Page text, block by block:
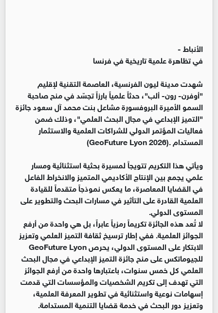
الأنباط -
في تظاهرة علمية تاريخية في فرنسا
شهدت مدينة ليون الفرنسية، العاصمة التقنية لإقليم
"أوفرن- رون- ألب"، حدثاً علمياً بارزاً تجسّد في منح صاحبة
السمو الأميرة البروفسورة مشاعل بنت محمد آل سعود جائزة
"التميز الإبداعي في مجال البحث العلمي"، وذلك ضمن
فعاليات المؤتمر الدولي للشراكات العلمية والاستثمار
المستدام .(GeoFuture Lyon 2026)
ويأتي هذا التكريم تتويجاً لمسيرة بحثية استثنائية ومسار
علمي يجمع بين الإنتاج الأكاديمي المتميز والانخراط الفاعل
في القضايا المعاصرة، ما يعكس نموذجاً متقدماً للقيادة
العلمية القادرة على التأثير في مسارات البحث والتطوير على
المستوى الدولي.
لا تُعد هذه الجائزة تكريماً رمزياً عابراً، بل هي واحدة من أرفع
الجوائز العلمية. ففي إطار ترسيخ ثقافة التميز العلمي وتعزيز
الابتكار على المستوى الدولي، يحرص GeoFuture Lyon
للجيوماتكس على منح جائزة التميز الإبداعي في مجال البحث
العلمي كل خمس سنوات، باعتبارها واحدة من أرفع الجوائز
التي تهدف إلى تكريم الشخصيات والمؤسسات التي قدمت
إسهامات نوعية واستثنائية في تطوير المعرفة العلمية،
وتعزيز دور البحث في خدمة قضايا التنمية المستدامة.